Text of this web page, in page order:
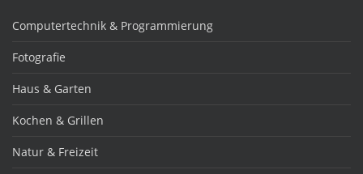
Computertechnik & Programmierung
Fotografie
Haus & Garten
Kochen & Grillen
Natur & Freizeit